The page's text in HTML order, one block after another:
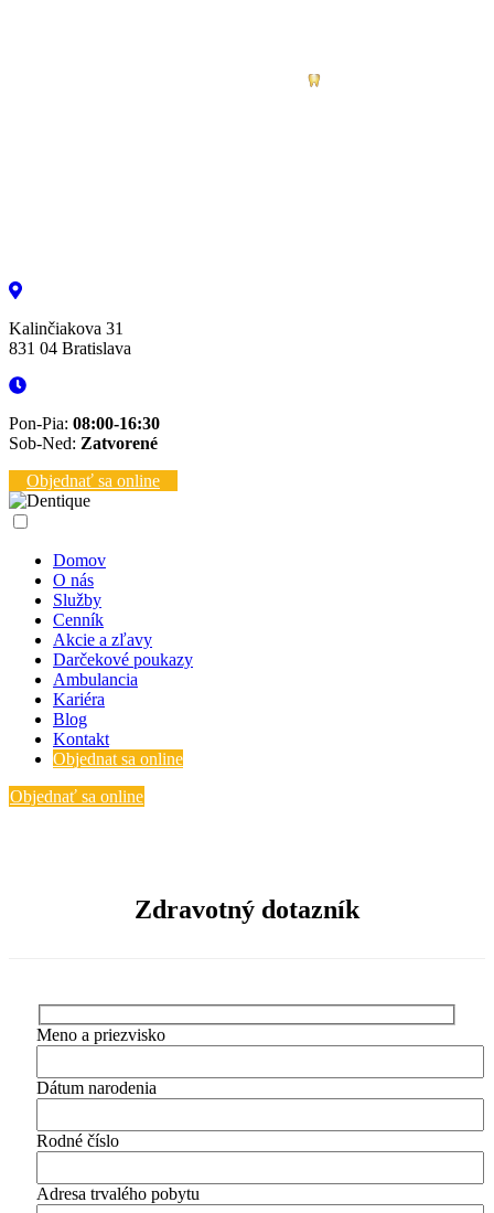
Kalinčiakova 31
831 04 Bratislava
Pon-Pia: 08:00-16:30
Sob-Ned: Zatvorené
Objednať sa online
Domov
O nás
Služby
Cenník
Akcie a zľavy
Darčekové poukazy
Ambulancia
Kariéra
Blog
Kontakt
Objednat sa online
Objednať sa online
Zdravotný dotazník
Meno a priezvisko
Dátum narodenia
Rodné číslo
Adresa trvalého pobytu